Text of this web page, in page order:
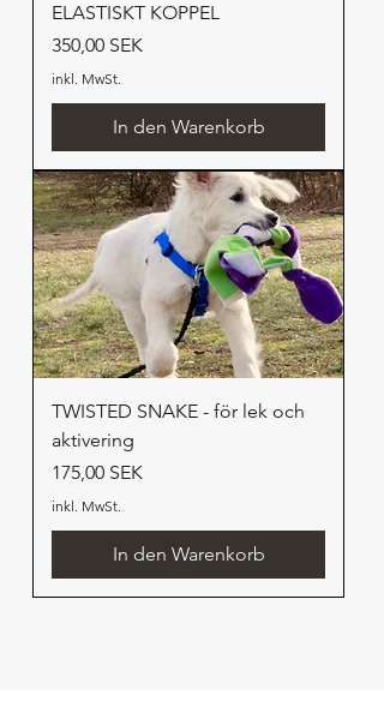
ELASTISKT KOPPEL
Preis
350,00 SEK
inkl. MwSt.
In den Warenkorb
TWISTED SNAKE - för lek och
aktivering
Preis
175,00 SEK
inkl. MwSt.
In den Warenkorb